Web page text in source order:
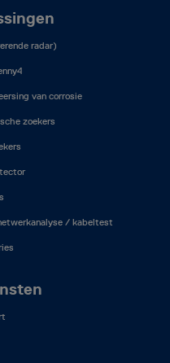
radar)
van corrosie
zoekers
/ kabeltest